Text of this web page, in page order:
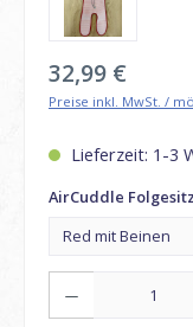
Regulärer Preis:
32,99 €
Preise inkl. MwSt. /
Lieferzeit: 1-3
AirCuddle